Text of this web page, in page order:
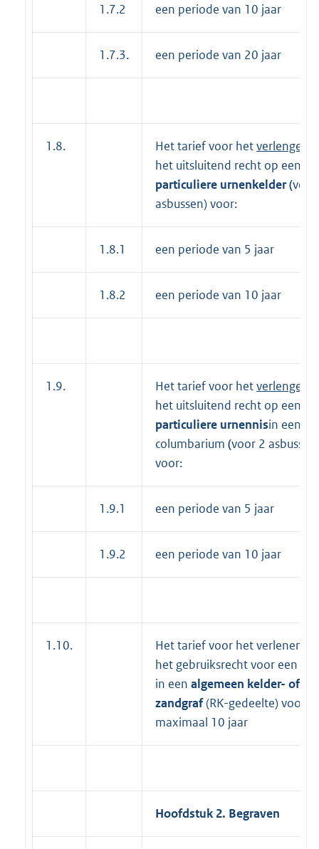
1.7.2 een periode van 10 jaar
1.7.3. een periode van 20 jaar
1.8. Het tarief voor hetverlengen
het uitsluitend recht op een
particuliere urnenkelder (
asbussen) voor:
1.8.1 een periode van 5 jaar
1.8.2 een periode van 10 jaar
1.9. Het tarief voor hetverlengen
het uitsluitend recht op een
particuliere urnennisin een
columbarium (voor 2
voor:
1.9.1 een periode van 5 jaar
1.9.2 een periode van 10 jaar
1.10.
Het tarief voor het verlenen
het gebruiksrecht voor een
in een algemeen kelder- of
zandgraf(RK-gedeelte) voor
maximaal 10 jaar
Hoofdstuk 2. Begraven